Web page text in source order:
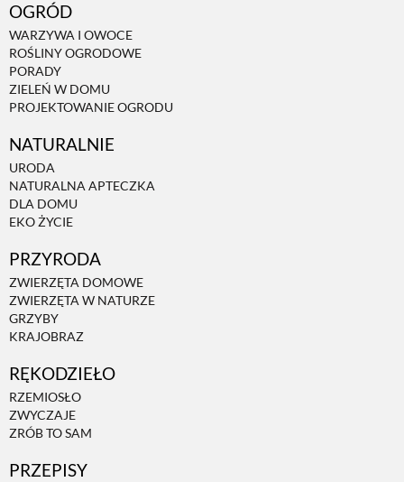
OGRÓD
WARZYWA I OWOCE
ROŚLINY OGRODOWE
PORADY
ZIELEŃ W DOMU
PROJEKTOWANIE OGRODU
NATURALNIE
URODA
NATURALNA APTECZKA
DLA DOMU
EKO ŻYCIE
PRZYRODA
ZWIERZĘTA DOMOWE
ZWIERZĘTA W NATURZE
GRZYBY
KRAJOBRAZ
RĘKODZIEŁO
RZEMIOSŁO
ZWYCZAJE
ZRÓB TO SAM
PRZEPISY